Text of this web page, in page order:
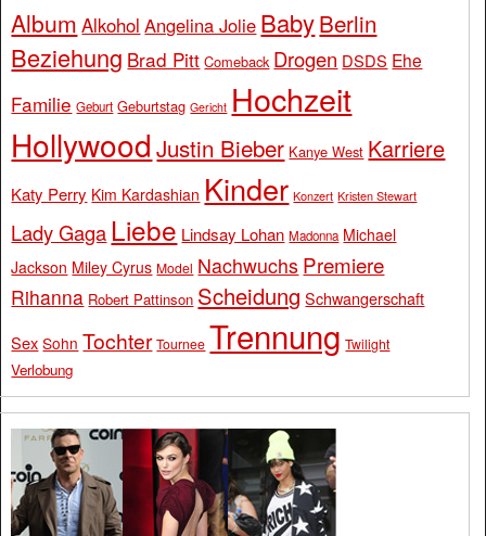
Album Alkohol Angelina Jolie BabyBerlin
Beziehung Brad Pitt Comeback Drogen DSDS Ehe
Familie Geburt Geburtstag Gericht Hochzeit
Hollywood Justin Bieber Kanye West Karriere
Katy Perry Kim Kardashian Kinder Konzert Kristen Stewart
Lady Gaga Liebe Lindsay Lohan Madonna Michael
Jackson Miley Cyrus Model Nachwuchs Premiere
Rihanna Robert Pattinson Scheidung Schwangerschaft
Sex Sohn Tochter Tournee Trennung Twilight
Verlobung